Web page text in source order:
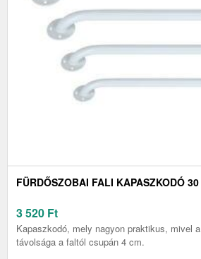
FÜRDŐSZOBAI FALI KAPASZKODÓ
3 520 Ft
Kapaszkodó, mely nagyon praktikus, mivel
távolsága a faltól csupán 4 cm.